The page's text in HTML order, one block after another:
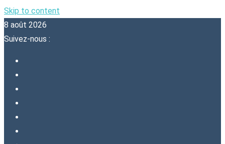
Skip to content
8 août 2026
Suivez-nous :